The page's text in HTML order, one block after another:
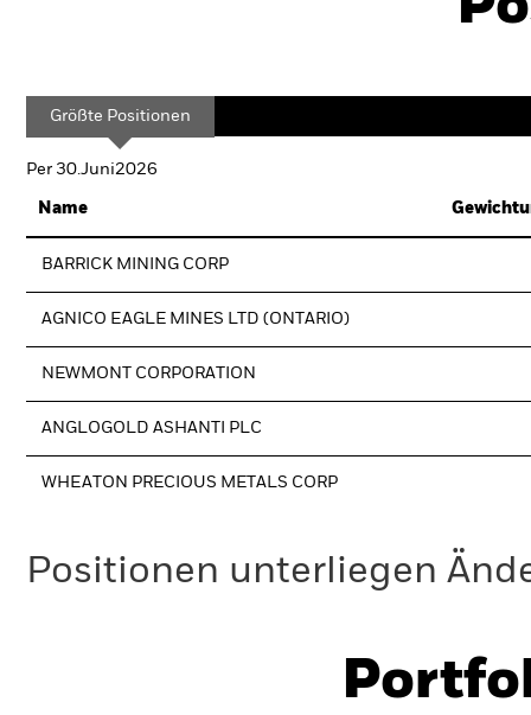
Größte Positionen
Per 30.Juni2026
Name
BARRICK MINING CORP
AGNICO EAGLE MINES LTD (ONTARIO)
NEWMONT CORPORATION
ANGLOGOLD ASHANTI PLC
WHEATON PRECIOUS METALS CORP
Positionen unterliegen